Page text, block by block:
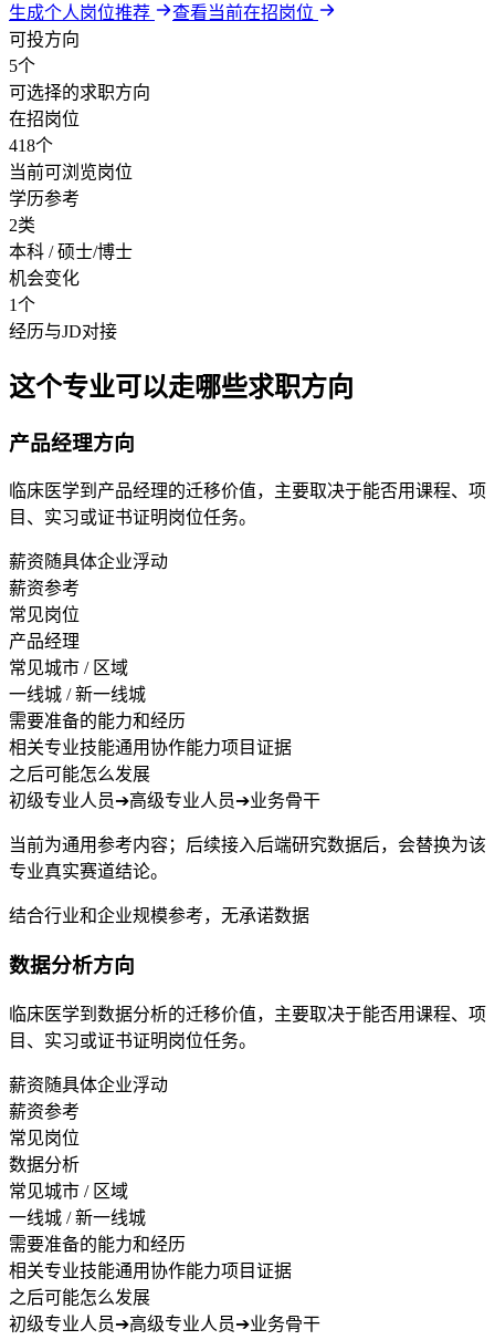
生成个人岗位推荐
查看当前在招岗位
可投方向
5个
可选择的求职方向
在招岗位
418个
当前可浏览岗位
学历参考
2类
本科 / 硕士/博士
机会变化
1个
经历与JD对接
这个专业可以走哪些求职方向
产品经理方向
临床医学到产品经理的迁移价值，主要取决于能否用课程、项
目、实习或证书证明岗位任务。
薪资随具体企业浮动
薪资参考
常见岗位
产品经理
常见城市 / 区域
一线城 / 新一线城
需要准备的能力和经历
相关专业技能通用协作能力项目证据
之后可能怎么发展
初级专业人员➔高级专业人员➔业务骨干
当前为通用参考内容；后续接入后端研究数据后，会替换为该
专业真实赛道结论。
结合行业和企业规模参考，无承诺数据
数据分析方向
临床医学到数据分析的迁移价值，主要取决于能否用课程、项
目、实习或证书证明岗位任务。
薪资随具体企业浮动
薪资参考
常见岗位
数据分析
常见城市 / 区域
一线城 / 新一线城
需要准备的能力和经历
相关专业技能通用协作能力项目证据
之后可能怎么发展
初级专业人员➔高级专业人员➔业务骨干